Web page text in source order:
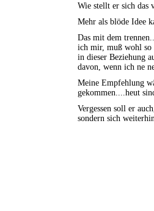
Wie stellt er sich das
Mehr als blöde Idee
Das mit dem
ich mir, muß wohl so
in dieser Beziehung
davon, wenn ich ne
Meine Empfehlung
gekommen....heut
Vergessen soll er
sondern sich